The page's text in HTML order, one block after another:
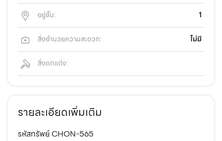
อยู่ชั้น: 1
สิ่งอำนวยความสะดวก: ไม่มี
สิ่งตกแต่ง:
รายละเอียดเพิ่มเติม
รหัสทรัพย์ CHON-565